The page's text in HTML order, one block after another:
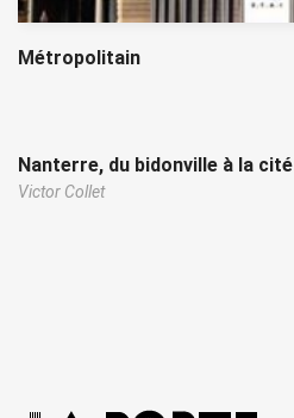
Métropolitain
Nanterre, du bidonville à la cité
Victor Collet